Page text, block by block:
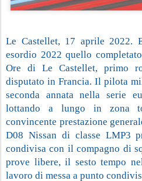
Le Castellet, 17 aprile 2022.
esordio 2022 quello
Ore di Le Castellet, primo
disputato in Francia. Il pilota
seconda annata nella serie
lottando a lungo in zona
convincente prestazione
D08 Nissan di classe LMP3
condivisa con il compagno di
prove libere, il sesto tempo
lavoro di messa a punto